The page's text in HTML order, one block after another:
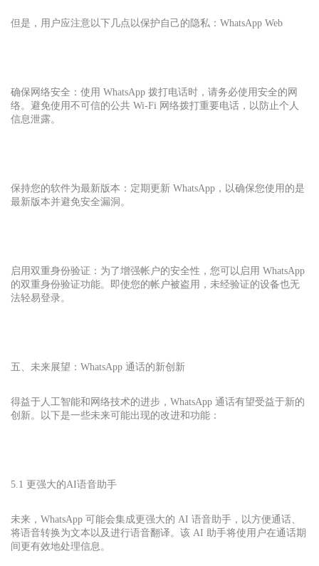
但是，用户应注意以下几点以保护自己的隐私： WhatsApp Web
确保网络安全：使用 WhatsApp 拨打电话时，请务必使用安全的网
络。避免使用不可信的公共 Wi-Fi 网络拨打重要电话，以防止个人
信息泄露。
保持您的软件为最新版本：定期更新 WhatsApp，以确保您使用的是
最新版本并避免安全漏洞。
启用双重身份验证：为了增强帐户的安全性，您可以启用 WhatsApp
的双重身份验证功能。即使您的帐户被盗用，未经验证的设备也无
法轻易登录。
五、未来展望：WhatsApp 通话的新创新
得益于人工智能和网络技术的进步，WhatsApp 通话有望受益于新的
创新。以下是一些未来可能出现的改进和功能：
5.1 更强大的AI语音助手
未来，WhatsApp 可能会集成更强大的 AI 语音助手，以方便通话、
将语音转换为文本以及进行语音翻译。该 AI 助手将使用户在通话期
间更有效地处理信息。